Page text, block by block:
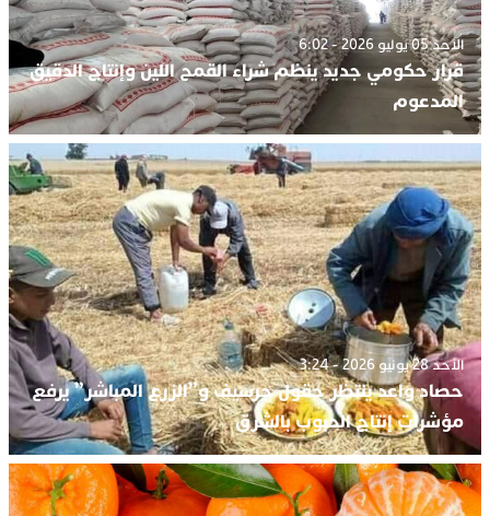
الأحد 05 يوليو 2026 - 6:02
قرار حكومي جديد ينظم شراء القمح اللين وإنتاج الدقيق
المدعوم
الأحد 28 يونيو 2026 - 3:24
حصاد واعد ينتظر حقول جرسيف و”الزرع المباشر” يرفع
مؤشرات إنتاج الحبوب بالشرق